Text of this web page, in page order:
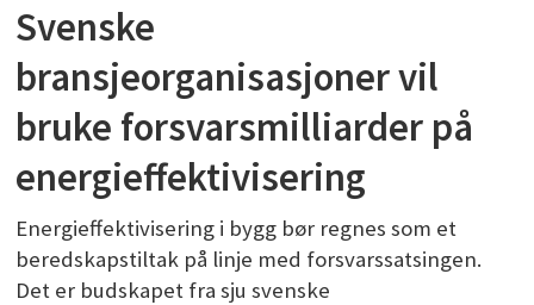
Svenske
bransjeorganisasjoner vil
bruke forsvarsmilliarder på
energieffektivisering
Energieffektivisering i bygg bør regnes som et
beredskapstiltak på linje med forsvarssatsingen.
Det er budskapet fra sju svenske